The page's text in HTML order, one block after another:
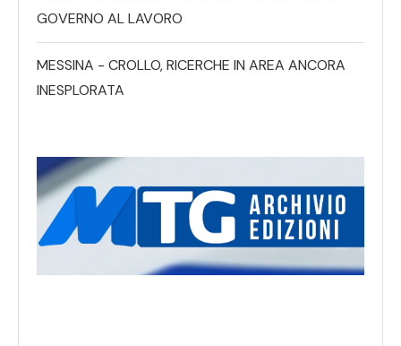
GOVERNO AL LAVORO
MESSINA - CROLLO, RICERCHE IN AREA ANCORA
INESPLORATA